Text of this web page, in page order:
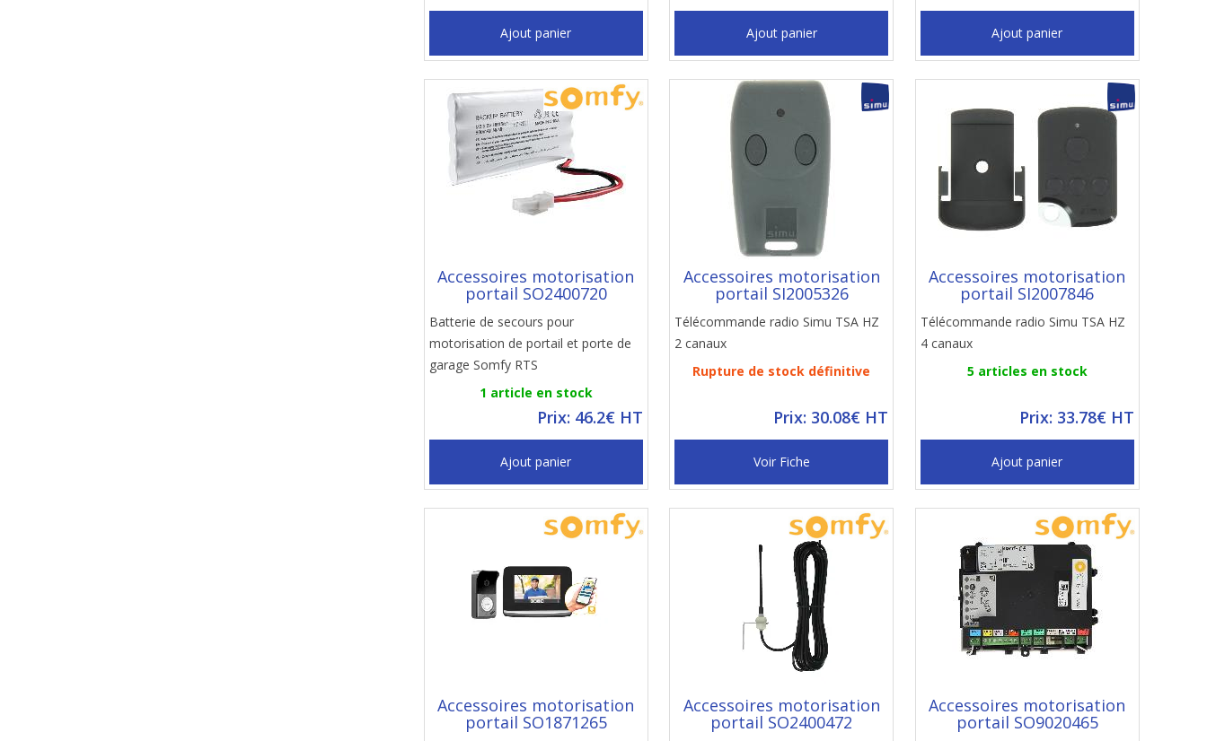
Ajout panier Ajout panier Ajout panier
Accessoires motorisation
portail SO2400720
Batterie de secours pour
motorisation de portail et porte de
garage Somfy RTS
1 article en stock
Prix: 46.2€ HT
Ajout panier
Accessoires motorisation
portail SI2005326
Télécommande radio Simu TSA HZ
2 canaux
Rupture de stock définitive
Prix: 30.08€ HT
Voir Fiche
Accessoires motorisation
portail SI2007846
Télécommande radio Simu TSA HZ
4 canaux
5 articles en stock
Prix: 33.78€ HT
Ajout panier
Accessoires motorisation
portail SO1871265
Accessoires motorisation
portail SO2400472
Accessoires motorisation
portail SO9020465